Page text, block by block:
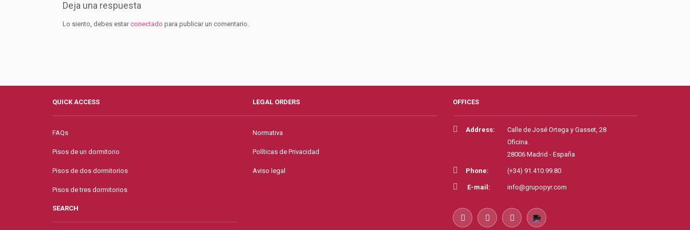
Deja una respuesta
Lo siento, debes estarconectado para publicar un comentario.
QUICK ACCESS
FAQs
Pisos de un dormitorio
Pisos de dos dormitorios
Pisos de tres dormitorios
SEARCH
LEGAL ORDERS
Normativa
Políticas de Privacidad
Aviso legal
OFFICES
Address:
Calle de José Ortega y Gasset, 28
Oficina.
28006 Madrid - España
Phone: (+34) 91.410.99.80
E-mail: info@grupopyr.com